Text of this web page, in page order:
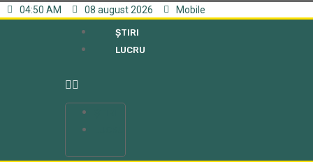
04:50 AM 08 august 2026 Mobile
ȘTIRI
LUCRU